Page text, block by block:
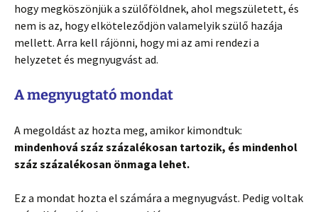
hogy megköszönjük a szülőföldnek, ahol megszületett, és
nem is az, hogy elköteleződjön valamelyik szülő hazája
mellett. Arra kell rájönni, hogy mi az ami rendezi a
helyzetet és megnyugvást ad.
A megnyugtató mondat
A megoldást az hozta meg, amikor kimondtuk:
mindenhová száz százalékosan tartozik, és mindenhol
száz százalékosan önmaga lehet.
Ez a mondat hozta el számára a megnyugvást. Pedig voltak